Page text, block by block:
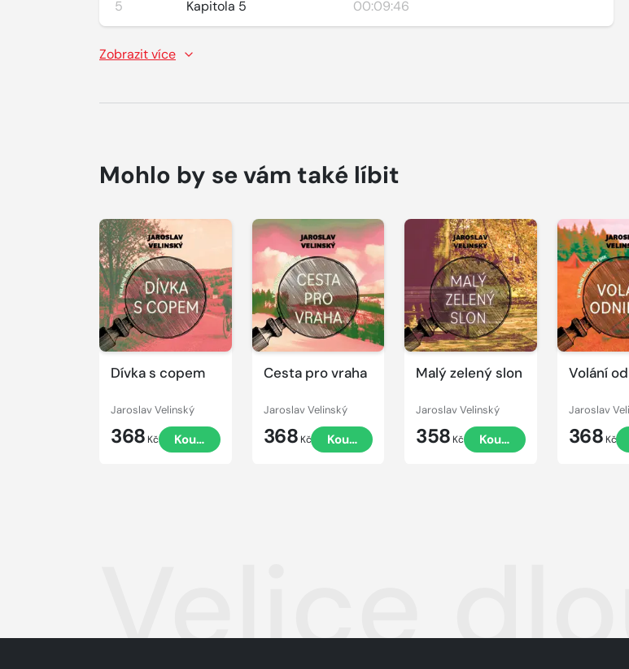
5 Kapitola 5 00:09:46
Zobrazit více
Mohlo by se vám také líbit
Dívka s copem
Jaroslav Velinský
368 Kč Koupit
Přehrát
ukázku
Cesta pro vraha
Jaroslav Velinský
368 Kč Koupit
Přehrát
ukázku
Malý zelený slon
Jaroslav Velinský
358 Kč Koupit
Přehrát
ukázku
Volání
Jaroslav
368 Kč
Přehrát
ukázku
Velice